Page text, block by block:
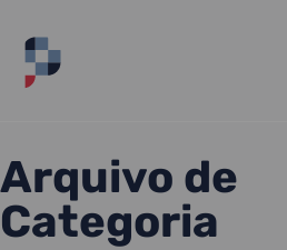
HOME
Arquivo de
Categoria